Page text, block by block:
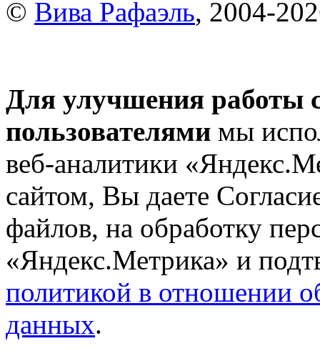
© Вива Рафаэль, 2004-
Для улучшения работы
пользователями мы
веб-аналитики
сайтом, Вы даете
файлов, на обработку
«Яндекс.Метрика» и
политикой в отношении
данных.